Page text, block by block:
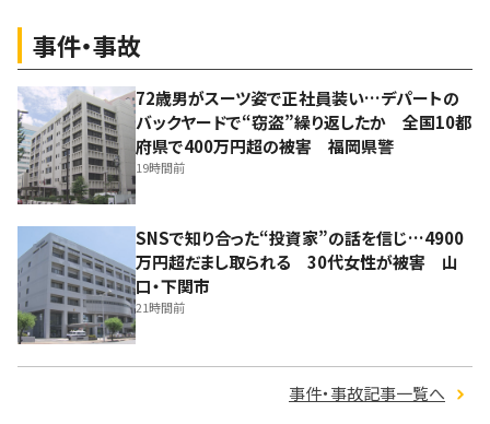
事件・事故
72歳男がスーツ姿で正社員装い…デパートの
バックヤードで“窃盗”繰り返したか 全国10都
府県で400万円超の被害 福岡県警
19時間前
SNSで知り合った“投資家”の話を信じ…4900
万円超だまし取られる 30代女性が被害 山
口・下関市
21時間前
事件・事故記事一覧へ